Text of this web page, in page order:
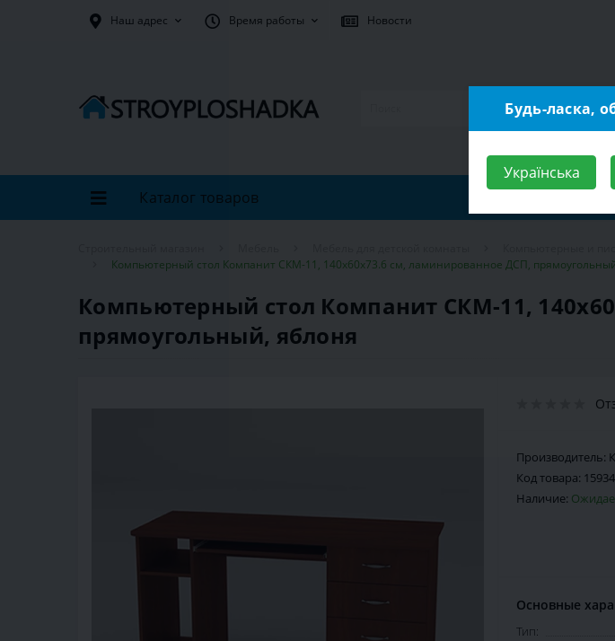
Наш адрес Время работы Новости
Каталог товаров
Компьютерный стол Компанит СКМ-11, 140х60х73.6 см, ламинированное ДСП,
Компьютерный стол Компанит СКМ-11,
прямоугольный, яблоня
Производитель:
Код товара:
Наличие:
Основные
Тип:
Будь-ласка,
Українська